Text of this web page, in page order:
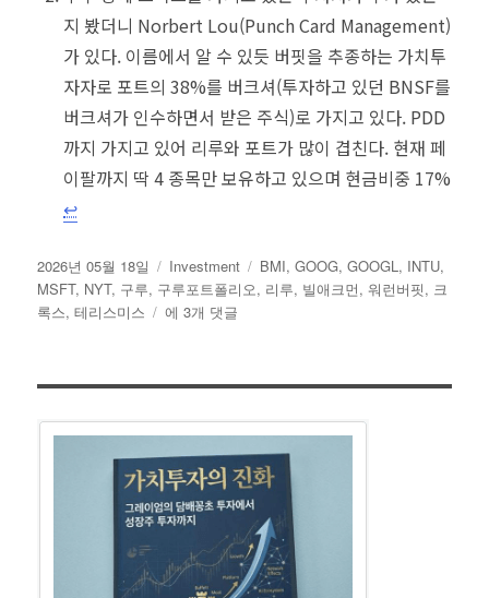
지 봤더니 Norbert Lou(Punch Card Management)
가 있다. 이름에서 알 수 있듯 버핏을 추종하는 가치투
자자로 포트의 38%를 버크셔(투자하고 있던 BNSF를
버크셔가 인수하면서 받은 주식)로 가지고 있다. PDD
까지 가지고 있어 리루와 포트가 많이 겹친다. 현재 페
이팔까지 딱 4 종목만 보유하고 있으며 현금비중 17%
↩︎
작
성
일
2026년 05월 18일
카
테
고
Investment
태
그
BMI,GOOG,GOOGL, INTU,
MSFT, NYT, 구루, 구루포트폴리오, 리루, 빌애크먼,워런버핏, 크
록스,테리스미스
구
트
리
일
부
변
팔
로
에 3개 댓글